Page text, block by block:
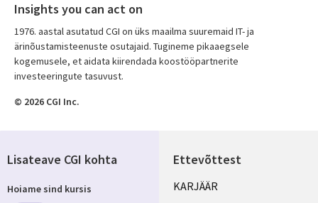
Insights you can act on
1976. aastal asutatud CGI on üks maailma suuremaid IT- ja
ärinõustamisteenuste osutajaid. Tugineme pikaaegsele
kogemusele, et aidata kiirendada koostööpartnerite
investeeringute tasuvust.
© 2026 CGI Inc.
Ettevõttest
Useful
KARJÄÄR
Lisateave CGI kohta
Hoiame sind kursis